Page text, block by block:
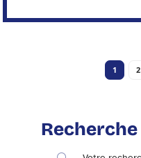
1 2
Recherche